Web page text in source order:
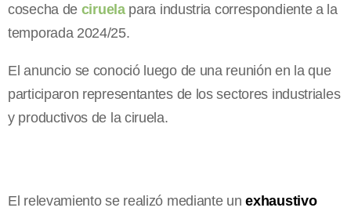
cosecha de ciruela para industria correspondiente a la
temporada 2024/25.
El anuncio se conoció luego de una reunión en la que
participaron representantes de los sectores industriales
y productivos de la ciruela.
El relevamiento se realizó mediante unexhaustivo